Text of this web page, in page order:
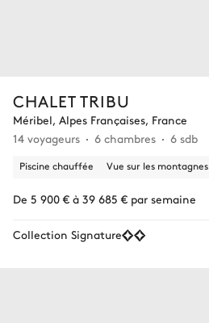
CHALET TRIBU
Méribel, Alpes Françaises, France
14 voyageurs
6 chambres 6 sdb
Piscine chauffée Vue sur les montagnes
De 5 900 € à 39 685 € par semaine
Collection Signature